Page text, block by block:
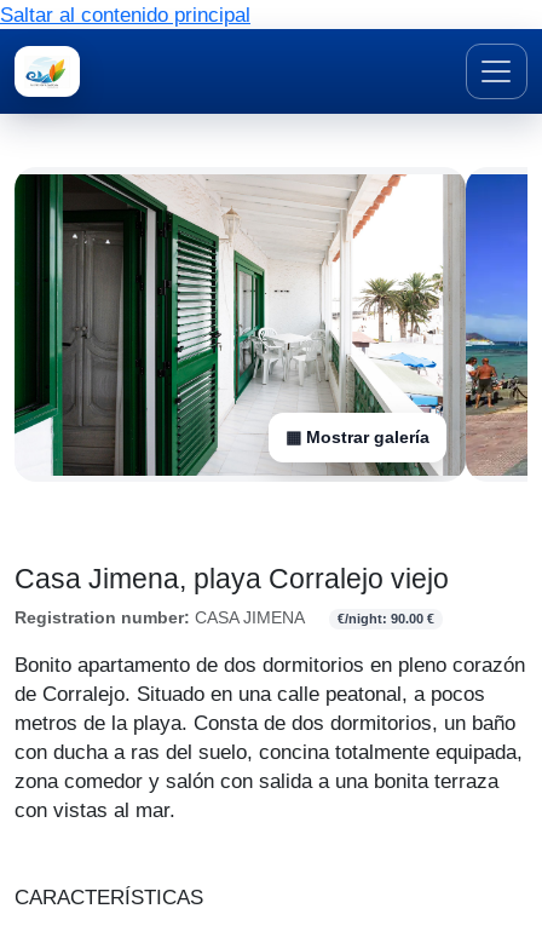
Saltar al contenido principal
▦ Mostrar galería
Casa Jimena, playa Corralejo viejo
Registration number: CASA JIMENA €/night: 90.00 €
Bonito apartamento de dos dormitorios en pleno corazón
de Corralejo. Situado en una calle peatonal, a pocos
metros de la playa. Consta de dos dormitorios, un baño
con ducha a ras del suelo, concina totalmente equipada,
zona comedor y salón con salida a una bonita terraza
con vistas al mar.
CARACTERÍSTICAS